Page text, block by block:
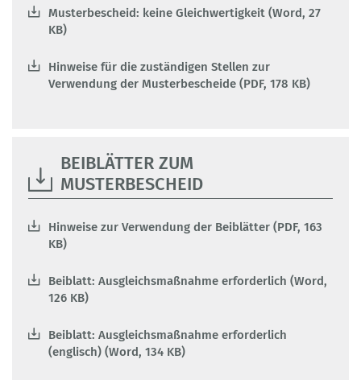
Musterbescheid: keine Gleichwertigkeit (Word, 27
KB)
Hinweise für die zuständigen Stellen zur
Verwendung der Musterbescheide (PDF, 178 KB)
BEIBLÄTTER ZUM
MUSTERBESCHEID
Hinweise zur Verwendung der Beiblätter (PDF, 163
KB)
Beiblatt: Ausgleichsmaßnahme erforderlich (Word,
126 KB)
Beiblatt: Ausgleichsmaßnahme erforderlich
(englisch) (Word, 134 KB)